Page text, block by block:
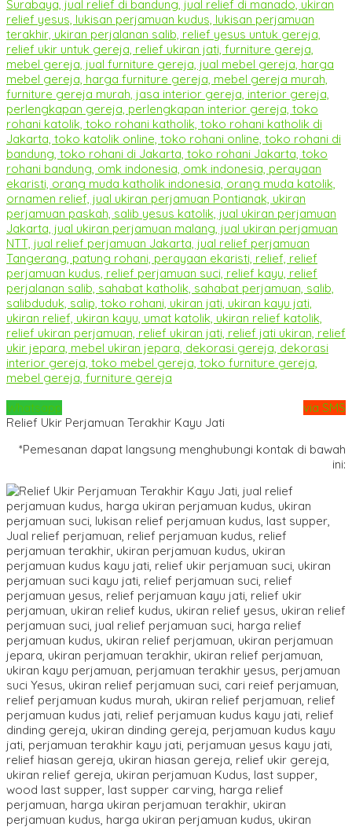
Whatsapp
via SMS
Relief Ukir Perjamuan Terakhir Kayu Jati
*Pemesanan dapat langsung menghubungi kontak di bawah
ini: